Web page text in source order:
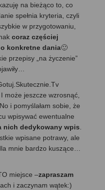
na bieżąco to, co
spełnia kryteria, czyli
w przygotowaniu,
coraz częściej
konkretne dania🙂
przepisy „na życzenie”
może jeszcze wzrosnąć,
i pomyślałam sobie, że
wpisywać ewentualne
nich dedykowany wpis
wpisane potrawy, ale
mnie bardzo kuszące…
miejsce –zapraszam
i zaczynam wątek:)